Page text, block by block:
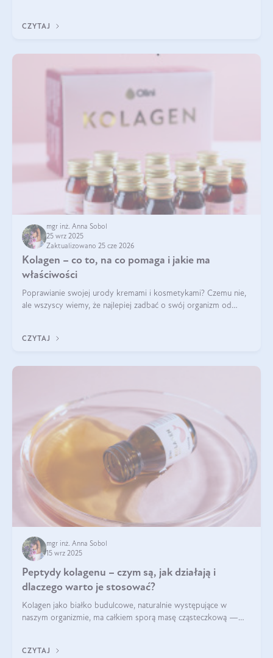
CZYTAJ
mgr inż. Anna Sobol
25 wrz 2025
Zaktualizowano 25 cze 2026
Kolagen – co to, na co pomaga i jakie ma
właściwości
Poprawianie swojej urody kremami i kosmetykami? Czemu nie,
ale wszyscy wiemy, że najlepiej zadbać o swój organizm od
wysokiej jakości suplem
CZYTAJ
mgr inż. Anna Sobol
15 wrz 2025
Peptydy kolagenu – czym są, jak działają i
dlaczego warto je stosować?
Kolagen jako białko budulcowe, naturalnie występujące w
naszym organizmie, ma całkiem sporą masę cząsteczkową —
bardziej biodostępny
CZYTAJ